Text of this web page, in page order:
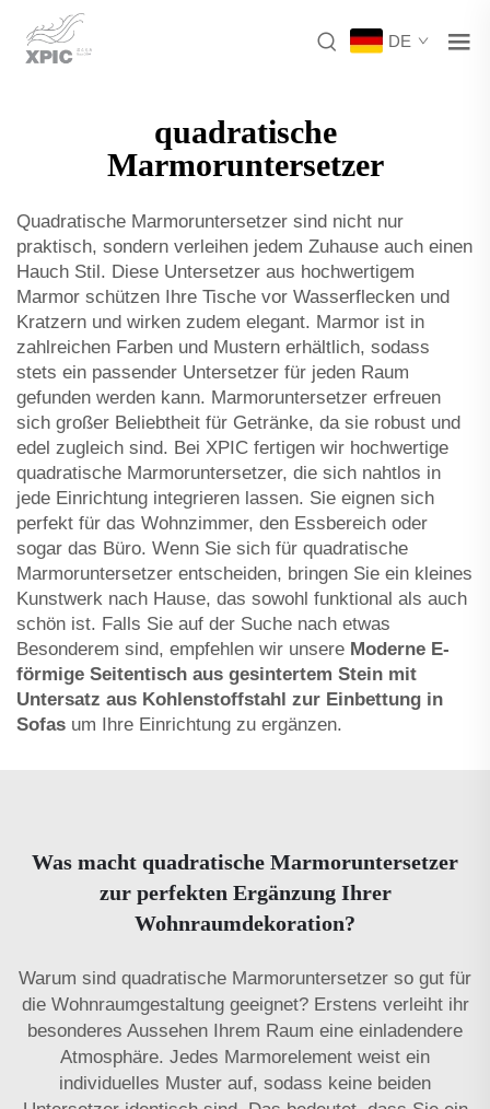
DE
quadratische
Marmoruntersetzer
Quadratische Marmoruntersetzer sind nicht nur
praktisch, sondern verleihen jedem Zuhause auch einen
Hauch Stil. Diese Untersetzer aus hochwertigem
Marmor schützen Ihre Tische vor Wasserflecken und
Kratzern und wirken zudem elegant. Marmor ist in
zahlreichen Farben und Mustern erhältlich, sodass
stets ein passender Untersetzer für jeden Raum
gefunden werden kann. Marmoruntersetzer erfreuen
sich großer Beliebtheit für Getränke, da sie robust und
edel zugleich sind. Bei XPIC fertigen wir hochwertige
quadratische Marmoruntersetzer, die sich nahtlos in
jede Einrichtung integrieren lassen. Sie eignen sich
perfekt für das Wohnzimmer, den Essbereich oder
sogar das Büro. Wenn Sie sich für quadratische
Marmoruntersetzer entscheiden, bringen Sie ein kleines
Kunstwerk nach Hause, das sowohl funktional als auch
schön ist. Falls Sie auf der Suche nach etwas
Besonderem sind, empfehlen wir unsere Moderne E-
förmige Seitentisch aus gesintertem Stein mit
Untersatz aus Kohlenstoffstahl zur Einbettung in
Sofas um Ihre Einrichtung zu ergänzen.
Was macht quadratische Marmoruntersetzer
zur perfekten Ergänzung Ihrer
Wohnraumdekoration?
Warum sind quadratische Marmoruntersetzer so gut für
die Wohnraumgestaltung geeignet? Erstens verleiht ihr
besonderes Aussehen Ihrem Raum eine einladendere
Atmosphäre. Jedes Marmorelement weist ein
individuelles Muster auf, sodass keine beiden